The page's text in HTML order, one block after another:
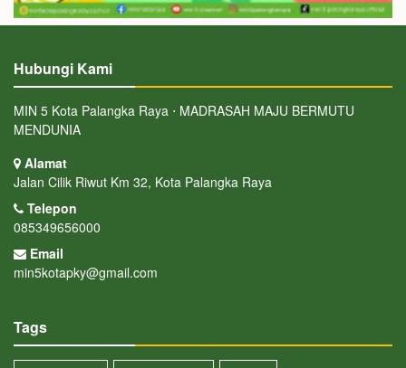
Hubungi Kami
MIN 5 Kota Palangka Raya ⋅ MADRASAH MAJU BERMUTU
MENDUNIA
Alamat
Jalan Cilik Riwut Km 32, Kota Palangka Raya
Telepon
085349656000
Email
min5kotapky@gmail.com
Tags